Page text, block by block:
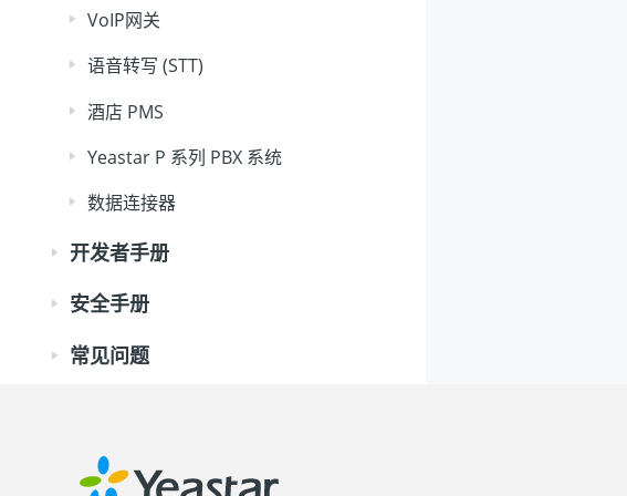
VoIP网关
语音转写 (STT)
酒店 PMS
Yeastar P 系列 PBX 系统
数据连接器
开发者手册
安全手册
常见问题